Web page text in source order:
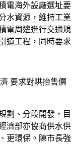
電海外設廠選址要
水資源，維持工業
電周邊進行交通規
道工程，同時要求
劃、分段開發，目
濟部亦協商供水供
更環保。陳市長強